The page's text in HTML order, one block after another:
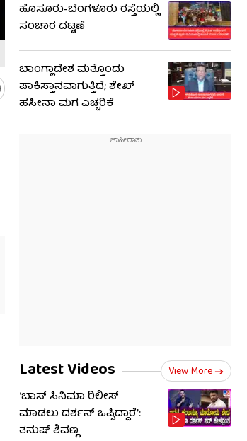
ಹೊಸೂರು-ಬೆಂಗಳೂರು ರಸ್ತೆಯಲ್ಲಿ
ಸಂಚಾರ ದಟ್ಟಣೆ
ಬಾಂಗ್ಲಾದೇಶ ಮತ್ತೊಂದು
ಪಾಕಿಸ್ತಾನವಾಗುತ್ತಿದೆ; ಶೇಖ್
ಹಸೀನಾ ಮಗ ಎಚ್ಚರಿಕೆ
Latest Videos View More
‘ಬಾಸ್ ಸಿನಿಮಾ ರಿಲೀಸ್
ಮಾಡಲು ದರ್ಶನ್ ಒಪ್ಪಿದ್ದಾರೆ’:
ತನುಷ್ ಶಿವಣ್ಣ